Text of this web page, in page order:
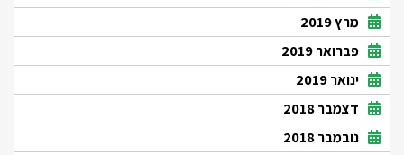
מרץ 2019
פברואר 2019
ינואר 2019
דצמבר 2018
נובמבר 2018